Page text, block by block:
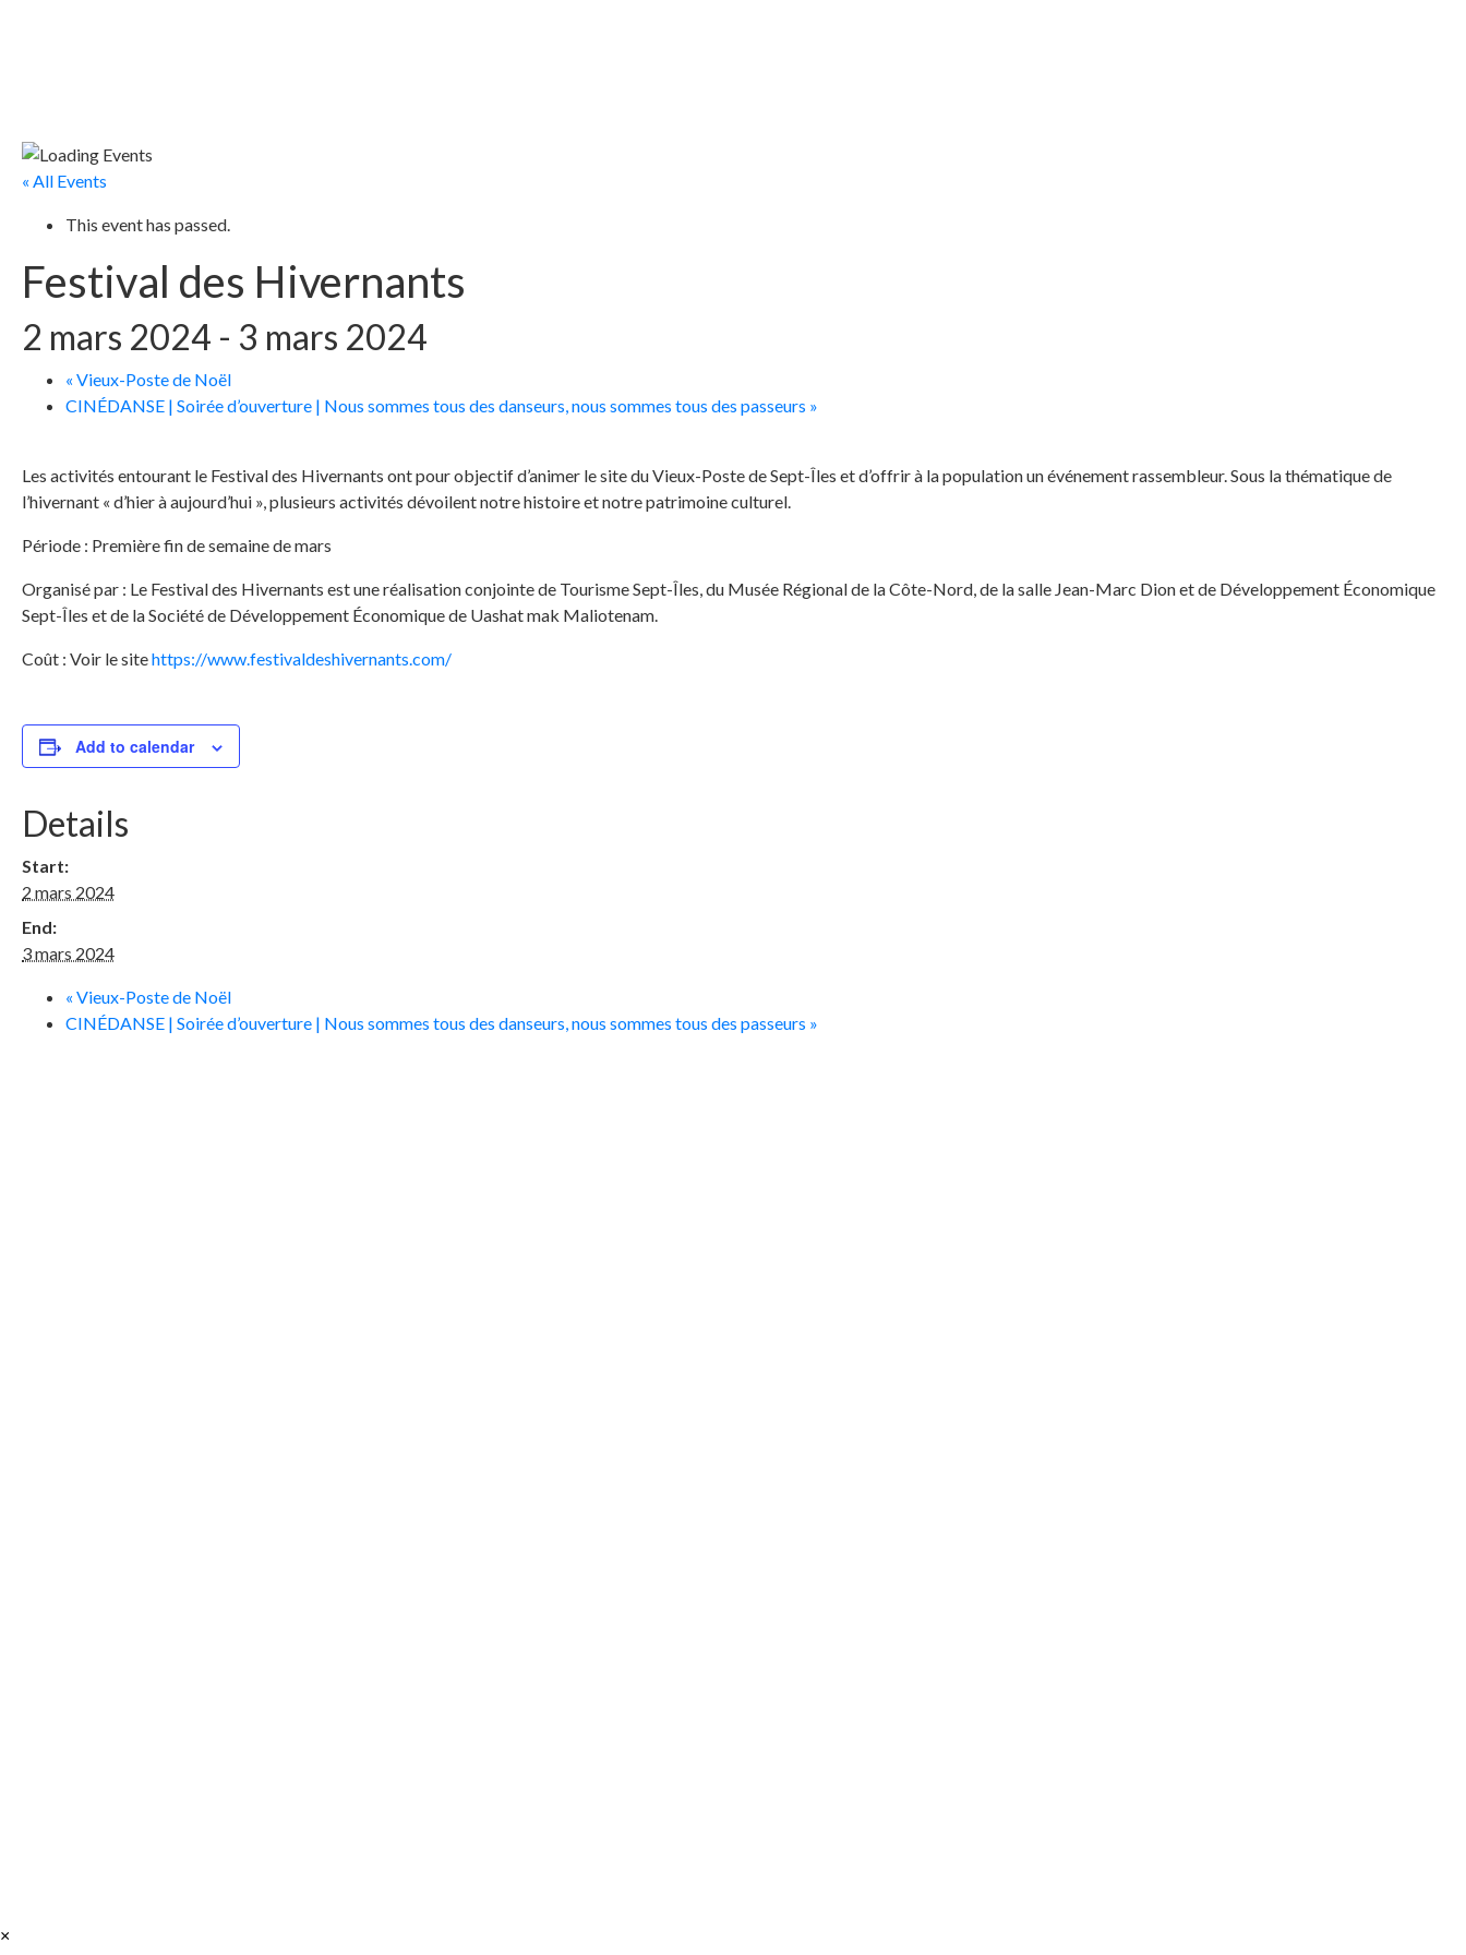
« All Events
This event has passed.
Festival des Hivernants
2 mars 2024 - 3 mars 2024
« Vieux-Poste de Noël
CINÉDANSE | Soirée d’ouverture | Nous sommes tous des danseurs, nous sommes tous des passeurs »
Les activités entourant le Festival des Hivernants ont pour objectif d’animer le site du Vieux-Poste de Sept-Îles et d’offrir à la population un événement rassembleur. Sous la thématique de
l’hivernant « d’hier à aujourd’hui », plusieurs activités dévoilent notre histoire et notre patrimoine culturel.
Période : Première fin de semaine de mars
Organisé par : Le Festival des Hivernants est une réalisation conjointe de Tourisme Sept-Îles, du Musée Régional de la Côte-Nord, de la salle Jean-Marc Dion et de Développement Économique
Sept-Îles et de la Société de Développement Économique de Uashat mak Maliotenam.
Coût : Voir le sitehttps://www.festivaldeshivernants.com/
Add to calendar
Details
Start:
2 mars 2024
End:
3 mars 2024
« Vieux-Poste de Noël
CINÉDANSE | Soirée d’ouverture | Nous sommes tous des danseurs, nous sommes tous des passeurs »
×